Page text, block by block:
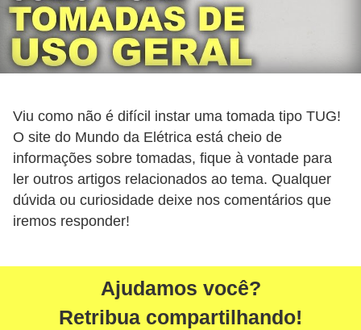
Viu como não é difícil instar uma tomada tipo TUG!
O site do Mundo da Elétrica está cheio de
informações sobre tomadas, fique à vontade para
ler outros artigos relacionados ao tema. Qualquer
dúvida ou curiosidade deixe nos comentários que
iremos responder!
Ajudamos você?
Retribua compartilhando!
o
P
j
e
t
o
s